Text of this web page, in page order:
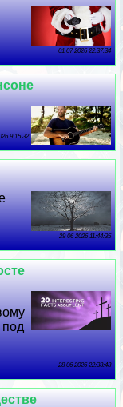
01 07 2026 22:37:34
9:15:32
29 06 2026 11:44:35
под
28 06 2026 22:33:48